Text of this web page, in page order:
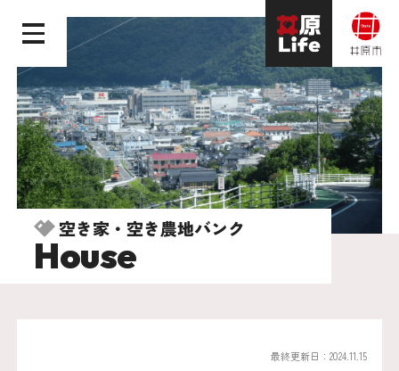
空き家・空き農地バンク
House
最終更新日：2024.11.15